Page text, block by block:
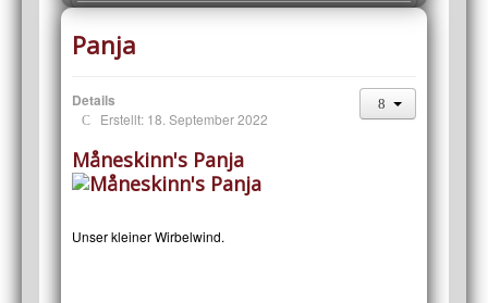
Panja
Details
Erstellt: 18. September 2022
Måneskinn's Panja
Unser kleiner Wirbelwind.